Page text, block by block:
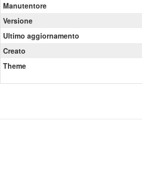
Manutentore
Versione
Ultimo aggiornamento
Creato
Theme